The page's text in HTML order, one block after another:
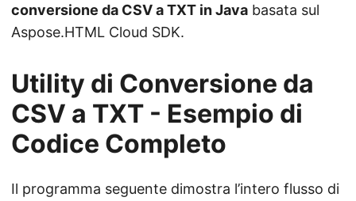
conversione da CSV a TXT in Java basata sul
Aspose.HTML Cloud SDK.
Utility di Conversione da
CSV a TXT - Esempio di
Codice Completo
Il programma seguente dimostra l’intero flusso di